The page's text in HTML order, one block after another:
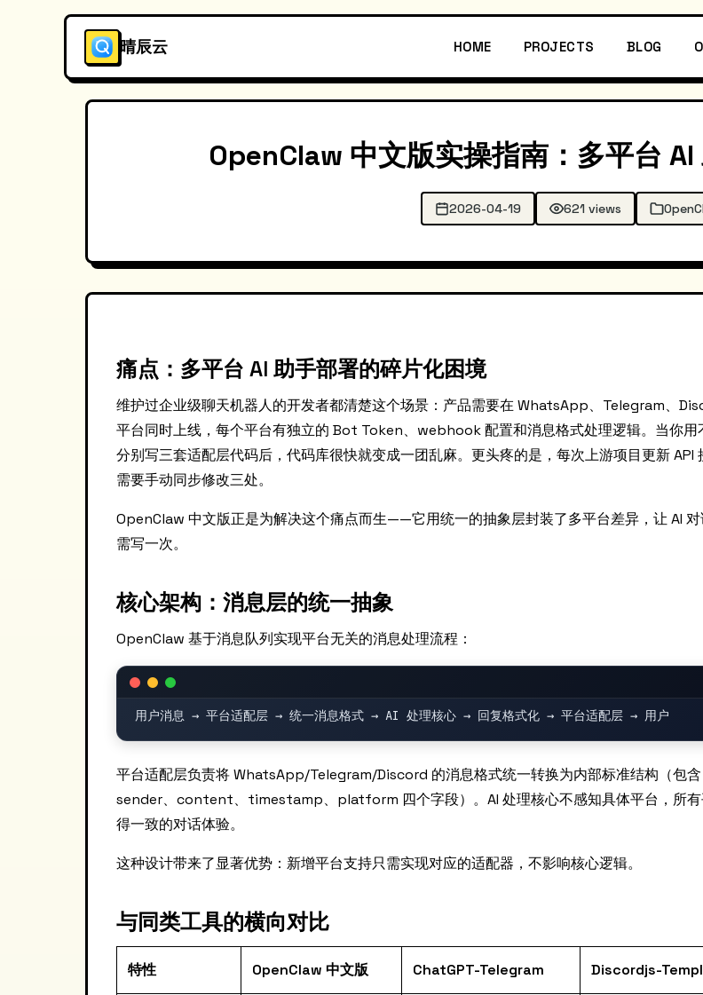
晴辰云 HOME PROJECTS BLOG
OpenClaw 中文版实操指南：多平台
2026-04-19 621 views
痛点：多平台 AI 助手部署的碎片化困境
维护过企业级聊天机器人的开发者都清楚这个场景：产品需要在 WhatsApp、Telegram、
平台同时上线，每个平台有独立的 Bot Token、webhook 配置和消息格式处理逻辑。当你用
分别写三套适配层代码后，代码库很快就变成一团乱麻。更头疼的是，每次上游项目更新 API
需要手动同步修改三处。
OpenClaw 中文版正是为解决这个痛点而生——它用统一的抽象层封装了多平台差异，让 AI 对
需写一次。
核心架构：消息层的统一抽象
OpenClaw 基于消息队列实现平台无关的消息处理流程：
平台适配层负责将 WhatsApp/Telegram/Discord 的消息格式统一转换为内部标准结构（包含
sender、content、timestamp、platform 四个字段）。AI 处理核心不感知具体平台，所有
得一致的对话体验。
这种设计带来了显著优势：新增平台支持只需实现对应的适配器，不影响核心逻辑。
与同类工具的横向对比
特性 OpenClaw 中文版 ChatGPT-Telegram Discordjs-